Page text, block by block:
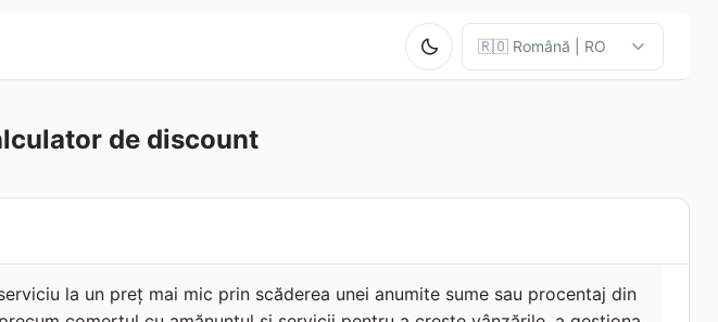
de discount
la un preț mai mic prin scăderea unei anumite sume sau procentaj din